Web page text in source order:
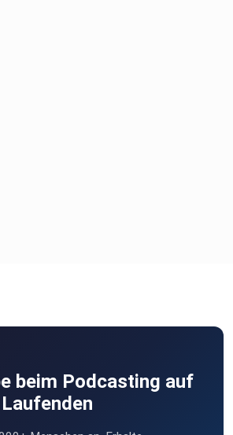
beim Podcasting auf